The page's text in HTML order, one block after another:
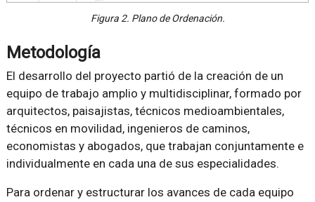
Figura 2. Plano de Ordenación.
Metodología
El desarrollo del proyecto partió de la creación de un
equipo de trabajo amplio y multidisciplinar, formado por
arquitectos, paisajistas, técnicos medioambientales,
técnicos en movilidad, ingenieros de caminos,
economistas y abogados, que trabajan conjuntamente e
individualmente en cada una de sus especialidades.
Para ordenar y estructurar los avances de cada equipo